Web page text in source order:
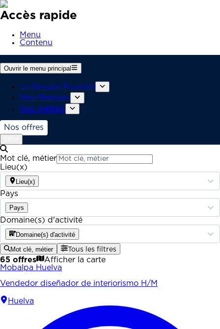
Accès rapide
Menu
Contenu
Ouvrir le menu principal
Le Groupe Fournier
Nos Marques
Nos métiers
Nos offres
Mot clé, métier
Lieu(x)
Lieu(x)
Pays
Pays
Domaine(s) d'activité
Domaine(s) d'activité
Mot clé, métier Tous les filtres
65 offres
Afficher la carte
Mobalpa Huelva
Vendedor diseñador de interiorismo H/M
Huelva